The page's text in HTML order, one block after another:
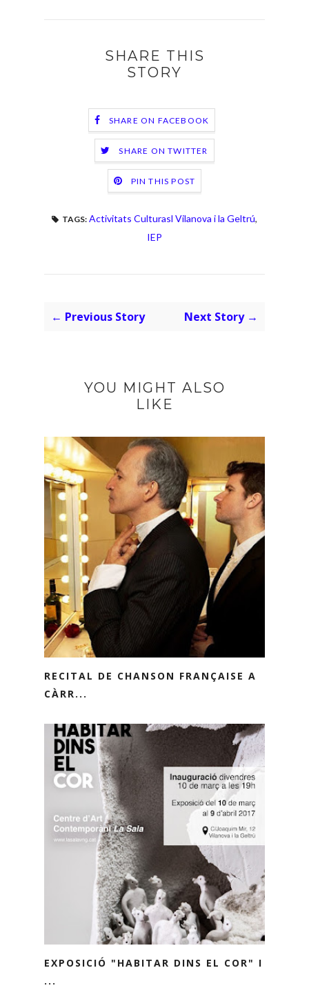
SHARE THIS
STORY
SHARE ON FACEBOOK
SHARE ON TWITTER
PIN THIS POST
TAGS: Activitats Culturasl Vilanova i la Geltrú,
IEP
← Previous Story Next Story →
YOU MIGHT ALSO
LIKE
RECITAL DE CHANSON FRANÇAISE A
CÀRR...
EXPOSICIÓ "HABITAR DINS EL COR" I
...